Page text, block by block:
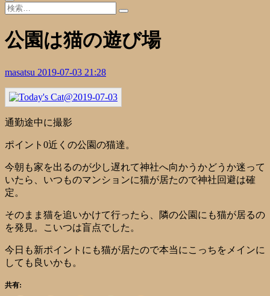
公園は猫の遊び場
masatsu 2019-07-03 21:28
通勤途中に撮影
ポイント0近くの公園の猫達。
今朝も家を出るのが少し遅れて神社へ向かうかどうか迷って
いたら、いつものマンションに猫が居たので神社回避は確
定。
そのまま猫を追いかけて行ったら、隣の公園にも猫が居るの
を発見。こいつは盲点でした。
今日も新ポイントにも猫が居たので本当にこっちをメインに
しても良いかも。
共有: